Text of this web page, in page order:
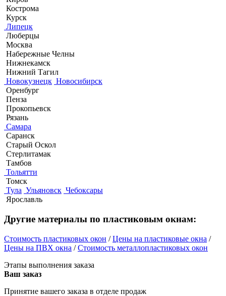
Кострома
Курск
Липецк
Люберцы
Москва
Набережные Челны
Нижнекамск
Нижний Тагил
Новокузнецк Новосибирск
Оренбург
Пенза
Прокопьевск
Рязань
Самара
Саранск
Старый Оскол
Стерлитамак
Тамбов
Тольятти
Томск
Тула Ульяновск Чебоксары
Ярославль
Другие материалы по пластиковым окнам:
Стоимость пластиковых окон /Цены на пластиковые окна /
Цены на ПВХ окна /Стоимость металлопластиковых окон
Этапы выполнения заказа
Ваш заказ
Принятие вашего заказа в отделе продаж